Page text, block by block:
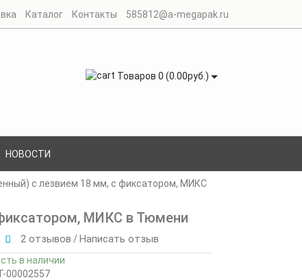
Каталог Контакты 585812@a-megapak.ru
Товаров 0 (0.00руб.)
НОВОСТИ
с лезвием 18 мм, с фиксатором, МИКС
МИКС в Тюмени
2 отзывов / Написать отзыв
в наличии
00002557